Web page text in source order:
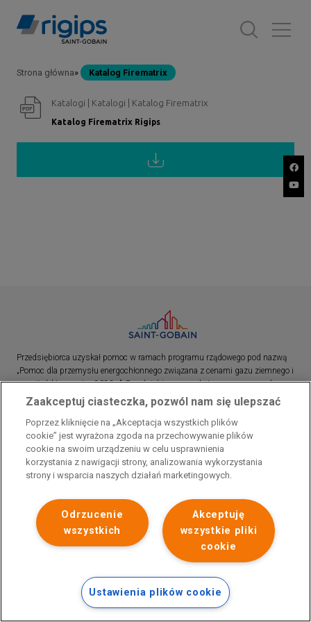
Ścieżka
nawigacyjna
Strona główna Katalog Firematrix
Katalogi | Katalogi | Katalog Firematrix
Katalog Firematrix Rigips
Polityka prywatności
Przedsiębiorca uzyskał pomoc w ramach programu rządowego pod nazwą
„Pomoc dla przemysłu energochłonnego związana z cenami gazu ziemnego i
energii elektrycznej w 2023 r.”. Przedsiębiorca uzyskał pomoc w ramach
programu rządowego pod nazwą: „Pomoc dla sektorów energochłonnych
związana z nagłymi wzrostami cen gazu ziemnego i energii elektrycznej w
2022 r.”
Zaakceptuj ciasteczka, pozwól nam się ulepszać
Poprzez kliknięcie na „Akceptacja wszystkich plików
cookie” jest wyrażona zgoda na przechowywanie plików
cookie na swoim urządzeniu w celu usprawnienia
korzystania z nawigacji strony, analizowania wykorzystania
strony i wsparcia naszych działań marketingowych.
Akceptuję
wszystkie pliki
cookie
Odrzucenie
wszystkich
Ustawienia plików cookie